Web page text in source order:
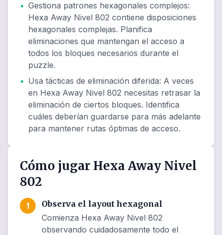
• Gestiona patrones hexagonales complejos:
Hexa Away Nivel 802 contiene disposiciones
hexagonales complejas. Planifica
eliminaciones que mantengan el acceso a
todos los bloques necesarios durante el
puzzle.
• Usa tácticas de eliminación diferida: A veces
en Hexa Away Nivel 802 necesitas retrasar la
eliminación de ciertos bloques. Identifica
cuáles deberían guardarse para más adelante
para mantener rutas óptimas de acceso.
Cómo jugar Hexa Away Nivel
802
1
Observa el layout hexagonal
Comienza Hexa Away Nivel 802
observando cuidadosamente todo el